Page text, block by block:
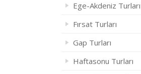
Ege-Akdeniz Turları
Fırsat Turları
Gap Turları
Haftasonu Turları